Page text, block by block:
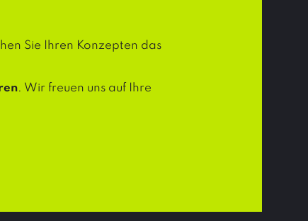
Sie Ihren Konzepten das
. Wir freuen uns auf Ihre